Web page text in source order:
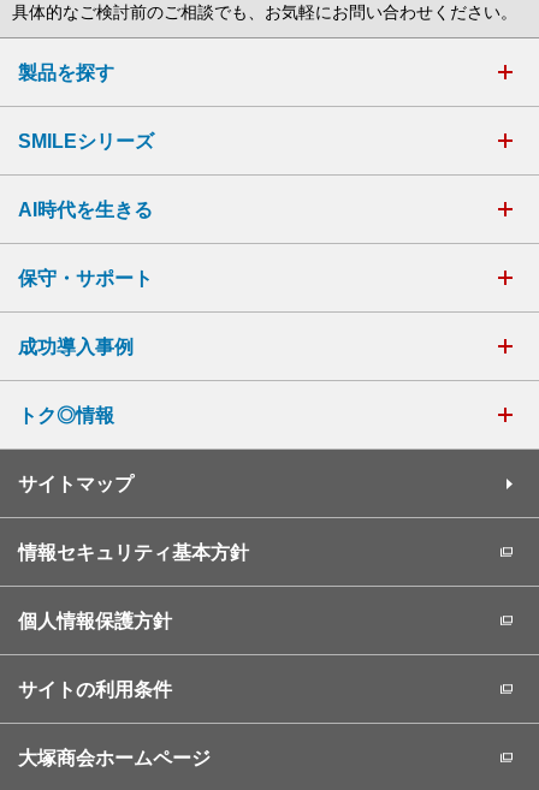
具体的なご検討前のご相談でも、お気軽にお問い合わせください。
製品を探す
SMILEシリーズ
AI時代を生きる
保守・サポート
成功導入事例
トク◎情報
サイトマップ
情報セキュリティ基本方針
個人情報保護方針
サイトの利用条件
大塚商会ホームページ